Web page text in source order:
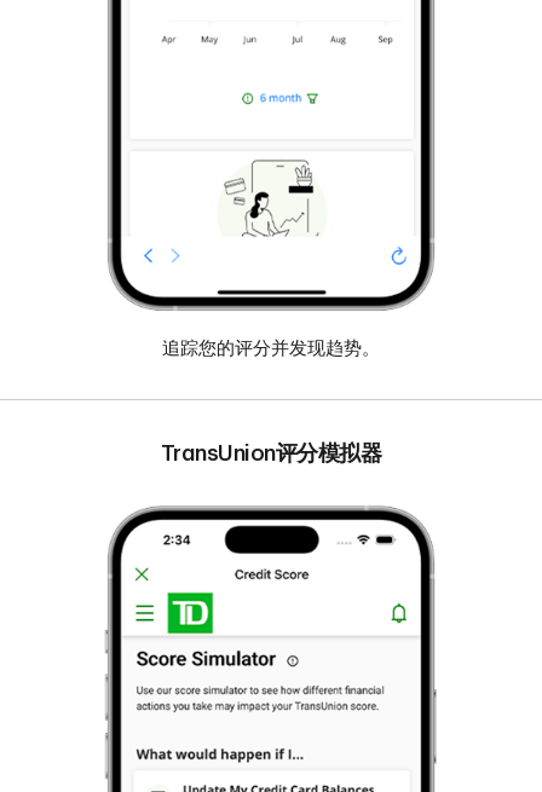
追踪您的评分并发现趋势。
TransUnion评分模拟器